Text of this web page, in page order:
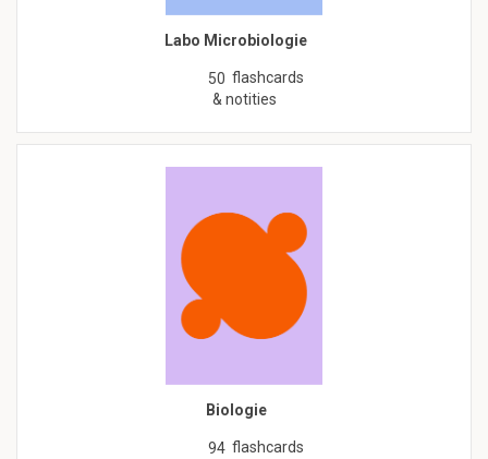
Labo Microbiologie
50 flashcards
& notities
Biologie
94 flashcards